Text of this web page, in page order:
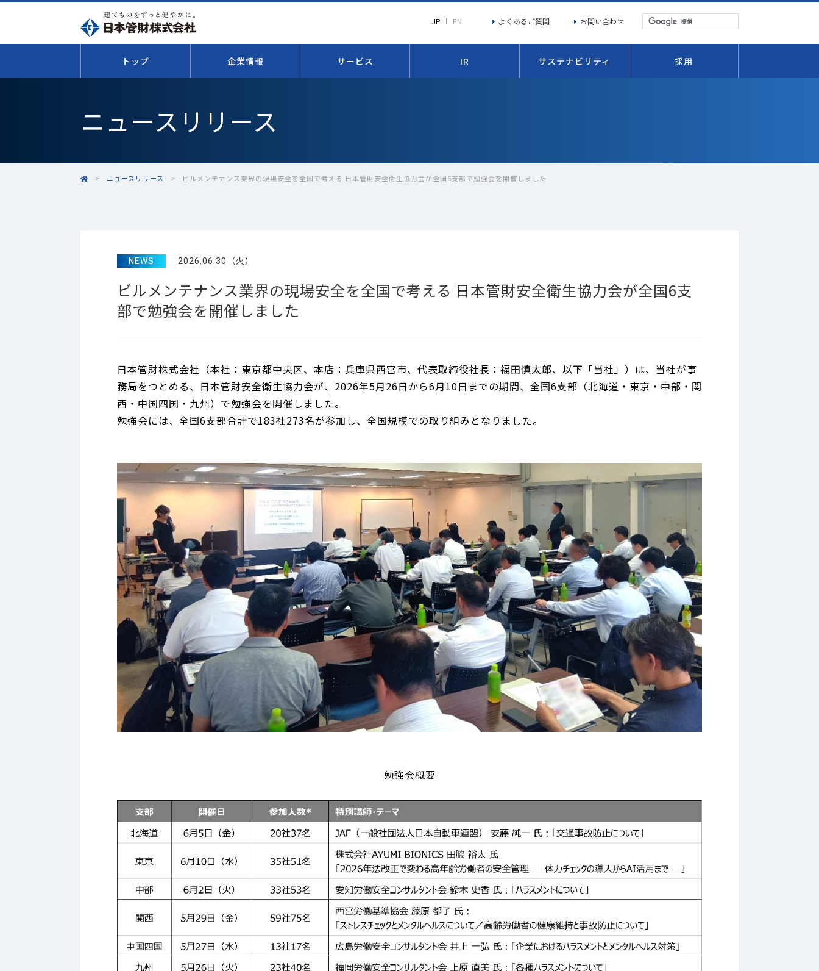
JP EN よくあるご質問 お問い合わせ
トップ 企業情報 サービス IR サステナビリティ 採用
ニュースリリース
> ニュースリリース > ビルメンテナンス業界の現場安全を全国で考える 日本管財安全衛生協力会が全国6支部で勉強会を開催しました
NEWS 2026.06.30（火）
ビルメンテナンス業界の現場安全を全国で考える 日本管財安全衛生協力会が全国6支
部で勉強会を開催しました
日本管財株式会社（本社：東京都中央区、本店：兵庫県西宮市、代表取締役社長：福田慎太郎、以下「当社」）は、当社が事
務局をつとめる、日本管財安全衛生協力会が、2026年5月26日から6月10日までの期間、全国6支部（北海道・東京・中部・関
西・中国四国・九州）で勉強会を開催しました。
勉強会には、全国6支部合計で183社273名が参加し、全国規模での取り組みとなりました。
勉強会概要